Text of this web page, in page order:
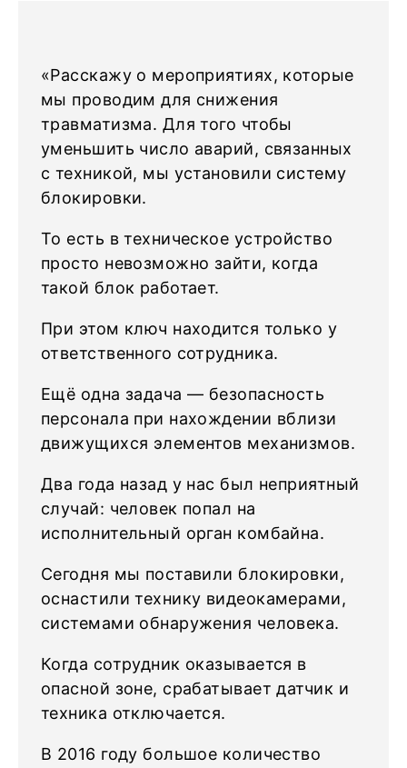
«Расскажу о мероприятиях, которые
мы проводим для снижения
травматизма. Для того чтобы
уменьшить число аварий, связанных
с техникой, мы установили систему
блокировки.
То есть в техническое устройство
просто невозможно зайти, когда
такой блок работает.
При этом ключ находится только у
ответственного сотрудника.
Ещё одна задача — безопасность
персонала при нахождении вблизи
движущихся элементов механизмов.
Два года назад у нас был неприятный
случай: человек попал на
исполнительный орган комбайна.
Сегодня мы поставили блокировки,
оснастили технику видеокамерами,
системами обнаружения человека.
Когда сотрудник оказывается в
опасной зоне, срабатывает датчик и
техника отключается.
В 2016 году большое количество